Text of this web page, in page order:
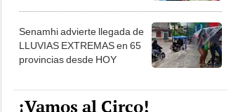
Senamhi advierte llegada de
LLUVIAS EXTREMAS en 65
provincias desde HOY
¡Vamos al Circo!